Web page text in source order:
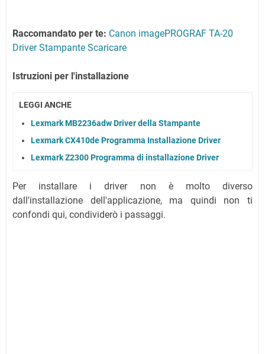
Raccomandato per te: Canon imagePROGRAF TA-20
Driver Stampante Scaricare
Istruzioni per l'installazione
LEGGI ANCHE
Lexmark MB2236adw Driver della Stampante
Lexmark CX410de Programma Installazione Driver
Lexmark Z2300 Programma di installazione Driver
Per installare i driver non è molto diverso
dall'installazione dell'applicazione, ma quindi non ti
confondi qui, condividerò i passaggi.